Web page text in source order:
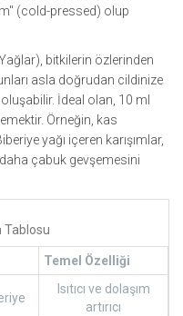
(cold-pressed) olup
bitkilerin özlerinden
asla doğrudan cildinize
İdeal olan, 10 ml
Örneğin, kas
yağı içeren karışımlar,
daha çabuk gevşemesini
Tablosu
Temel Özelliği
Isıtıcı ve dolaşım
artırıcı